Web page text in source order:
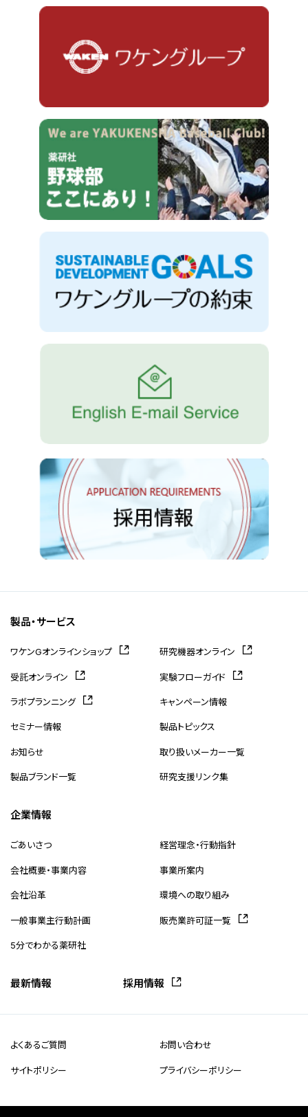
製品・サービス
ワケンGオンラインショップ 研究機器オンライン
受託オンライン 実験フローガイド
ラボプランニング キャンペーン情報
セミナー情報 製品トピックス
お知らせ 取り扱いメーカー一覧
製品ブランド一覧 研究支援リンク集
企業情報
ごあいさつ 経営理念・行動指針
会社概要・事業内容 事業所案内
会社沿革 環境への取り組み
一般事業主行動計画 販売業許可証一覧
5分でわかる薬研社
最新情報 採用情報
よくあるご質問 お問い合わせ
サイトポリシー プライバシーポリシー